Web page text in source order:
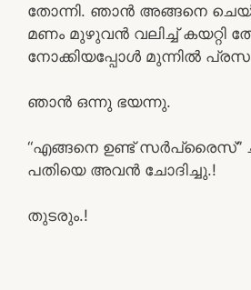
തോന്നി. ഞാൻ അങ്ങനെ
മണം മുഴുവൻ വലിച്ച് കയറ്റി
നോക്കിയപ്പോൾ മുന്നിൽ
ഞാൻ ഒന്നു ഭയന്നു.
“എങ്ങനെ ഉണ്ട് സർപ്രൈസ്”
പതിയെ അവൻ ചോദിച്ചു.!
തുടരും.!